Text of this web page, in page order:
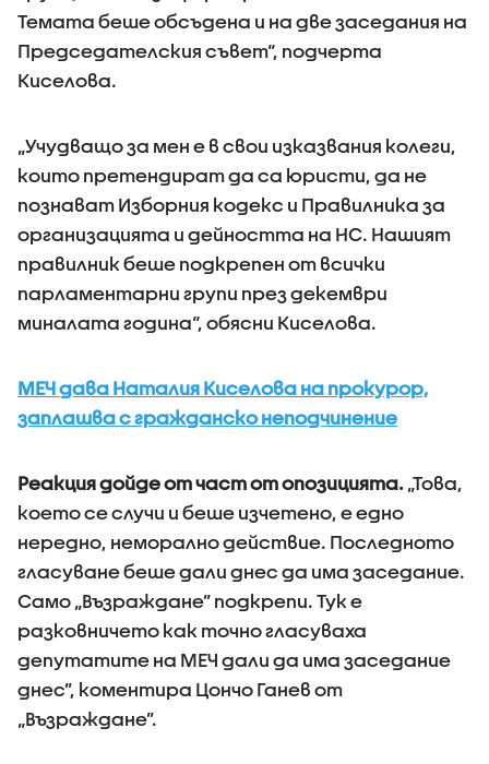
Темата беше обсъдена и на две заседания на
Председателския съвет“, подчерта
Киселова.
„Учудващо за мен е в свои изказвания колеги,
които претендират да са юристи, да не
познават Изборния кодекс и Правилника за
организацията и дейността на НС. Нашият
правилник беше подкрепен от всички
парламентарни групи през декември
миналата година“, обясни Киселова.
МЕЧ дава Наталия Киселова на прокурор,
заплашва с гражданско неподчинение
Реакция дойде от част от опозицията. „Това,
което се случи и беше изчетено, е едно
нередно, неморално действие. Последното
гласуване беше дали днес да има заседание.
Само „Възраждане” подкрепи. Тук е
разковничето как точно гласуваха
депутатите на МЕЧ дали да има заседание
днес”, коментира Цончо Ганев от
„Възраждане”.